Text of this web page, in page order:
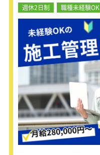
■ ホテル
チャレ
個人宅
ゆくホ
ができ
インバ
ていま
ますが、
供給が
八布団
います。
ホテル
存在なの
あなた
週休2日制
職種未経験OK